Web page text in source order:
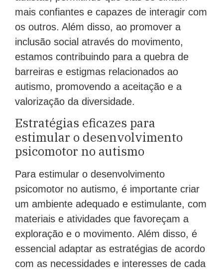
mais confiantes e capazes de interagir com
os outros. Além disso, ao promover a
inclusão social através do movimento,
estamos contribuindo para a quebra de
barreiras e estigmas relacionados ao
autismo, promovendo a aceitação e a
valorização da diversidade.
Estratégias eficazes para
estimular o desenvolvimento
psicomotor no autismo
Para estimular o desenvolvimento
psicomotor no autismo, é importante criar
um ambiente adequado e estimulante, com
materiais e atividades que favoreçam a
exploração e o movimento. Além disso, é
essencial adaptar as estratégias de acordo
com as necessidades e interesses de cada